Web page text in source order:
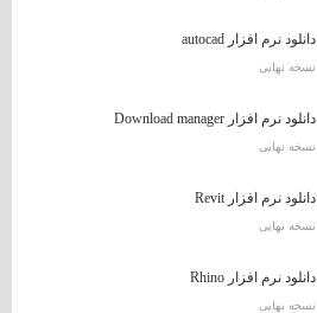
دانلود نرم افزار autocad
نسخه نهایی
دانلود نرم افزار Download manager
نسخه نهایی
دانلود نرم افزار Revit
نسخه نهایی
دانلود نرم افزار Rhino
نسخه نهایی